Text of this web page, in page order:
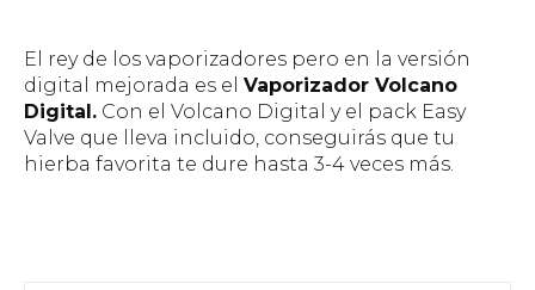
El rey de los vaporizadores pero en la versión
digital mejorada es el Vaporizador Volcano
Digital. Con el Volcano Digital y el pack Easy
Valve que lleva incluido, conseguirás que tu
hierba favorita te dure hasta 3-4 veces más.